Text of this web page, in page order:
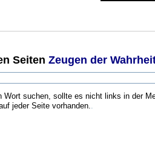
SeitenZeugen der
Wort suchen, sollte es nicht links in der
jeder Seite vorhanden..